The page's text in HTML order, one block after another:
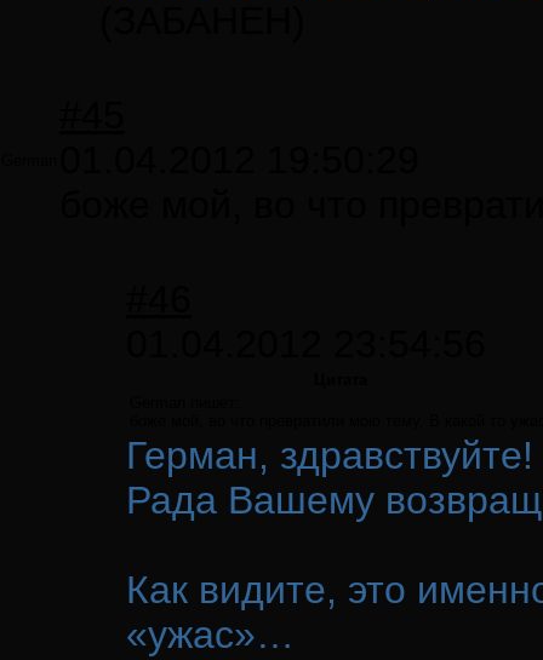
Герман, здравствуйте!
Рада Вашему
Как видите, это
«ужас»…